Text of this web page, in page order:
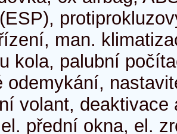
man.
kola, palubní
odemykání,
volant, deaktivace
přední okna, el.